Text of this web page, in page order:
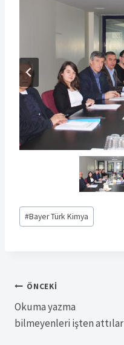
Post
Tags:
#Bayer Türk Kimya
Yazı
gezinmesi
ÖNCEKI
Okuma yazma
bilmeyenleri işten attılar